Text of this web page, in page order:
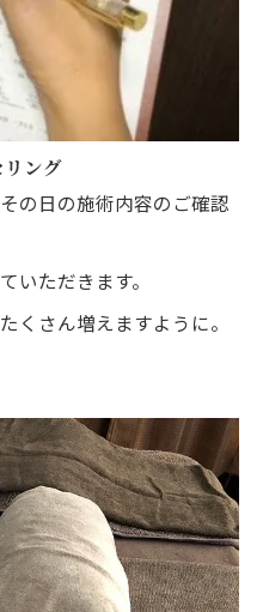
リング
の日の施術内容のご確認
いただきます。
くさん増えますように。